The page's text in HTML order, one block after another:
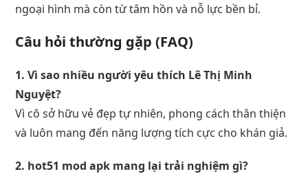
ngoại hình mà còn từ tâm hồn và nỗ lực bền bỉ.
Câu hỏi thường gặp (FAQ)
1. Vì sao nhiều người yêu thích Lê Thị Minh
Nguyệt?
Vì cô sở hữu vẻ đẹp tự nhiên, phong cách thân thiện
và luôn mang đến năng lượng tích cực cho khán giả.
2. hot51 mod apk mang lại trải nghiệm gì?